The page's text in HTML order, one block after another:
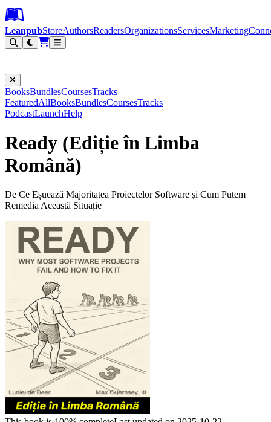
Leanpub Header
Leanpub Navigation
Skip to main content
Go to Leanpub.com
LeanpubStoreAuthorsReadersOrganizationsServicesMarketing
BooksBundlesCoursesTracks
FeaturedAllBooksBundlesCoursesTracks
PodcastLaunchHelp
Ready (Ediție în Limba
Română)
De Ce Eșuează Majoritatea Proiectelor Software și Cum Putem
Remedia Această Situație